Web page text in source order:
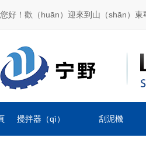
您好！歡（huān）迎來到山（shān）
攪拌器（qì） 刮泥機